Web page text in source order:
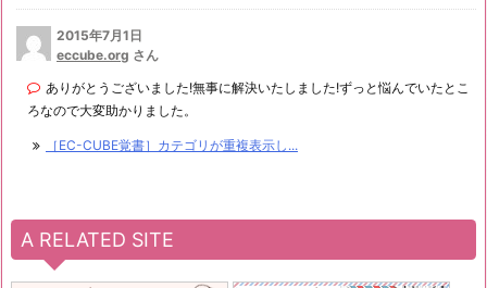
2015年7月1日
eccube.org さん
ありがとうございました!無事に解決いたしました!ずっと悩んでいたとこ
ろなので大変助かりました。
［EC-CUBE覚書］カテゴリが重複表示し...
A RELATED SITE